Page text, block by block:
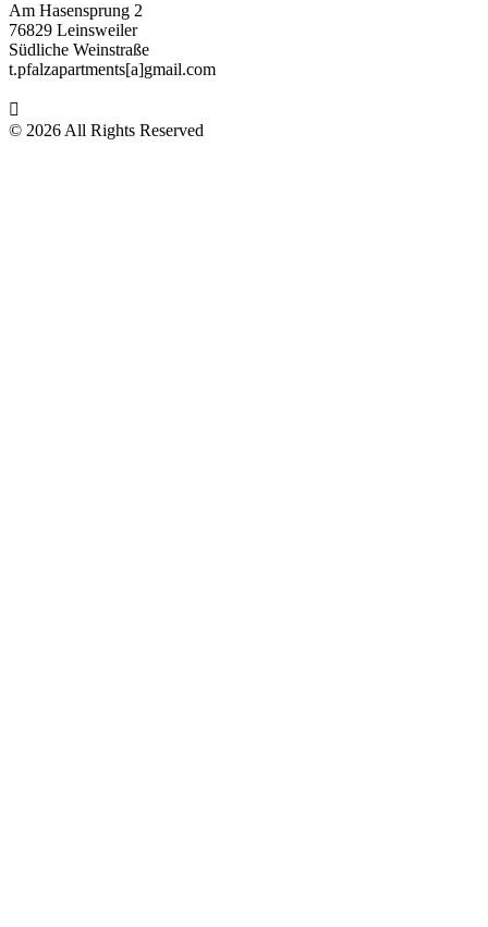
Am Hasensprung 2
76829 Leinsweiler
Südliche Weinstraße
t.pfalzapartments[a]gmail.com
© 2026 All Rights Reserved